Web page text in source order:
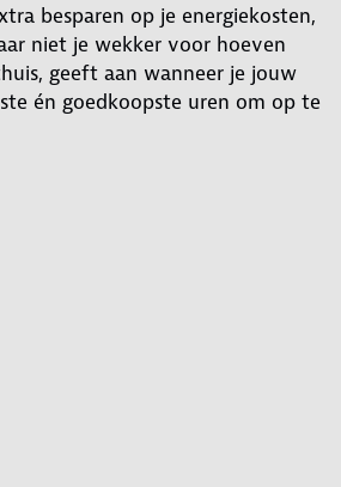
besparen op je energiekosten,
niet je wekker voor hoeven
geeft aan wanneer je jouw
én goedkoopste uren om op te